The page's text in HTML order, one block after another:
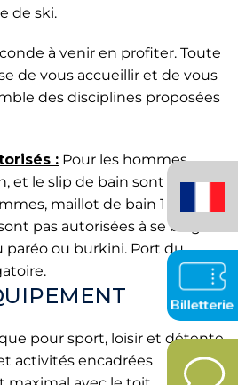
de ski.
à venir en profiter. Toute
de vous accueillir et de vous
des disciplines proposées
: Pour les hommes,
et le slip de bain sont
maillot de bain 1 pièce
pas autorisées à se baigner
paréo ou burkini. Port du
pour sport, loisir et détente
activités encadrées